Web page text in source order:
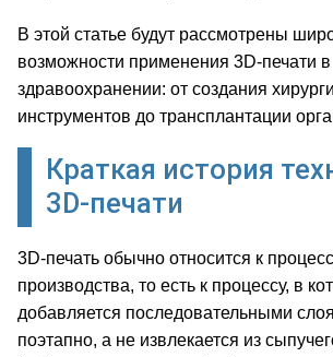
В этой статье будут рассмотрены
возможности применения 3D-печати в
здравоохранении: от создания
инструментов до трансплантации
Краткая история
3D-печати
3D-печать обычно относится к
производства, то есть к процессу, в
добавляется последовательными
поэтапно, а не извлекается из